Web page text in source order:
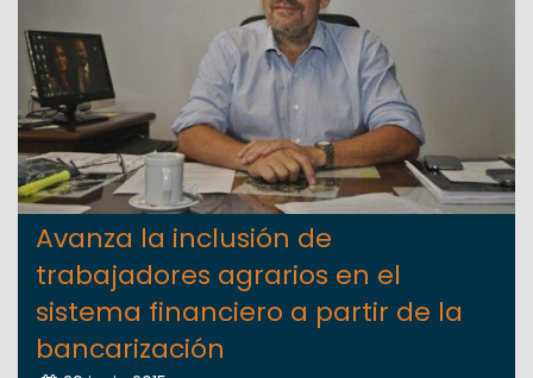
Avanza la inclusión de
trabajadores agrarios en el
sistema financiero a partir de la
bancarización